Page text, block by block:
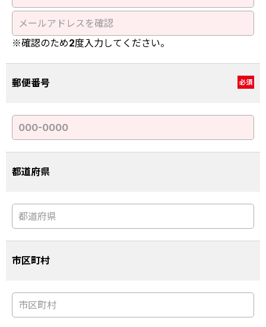
※確認のため2度入力してください。
郵便番号 必須
都道府県
市区町村